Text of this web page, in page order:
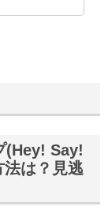
(Hey! Say!
は？見逃